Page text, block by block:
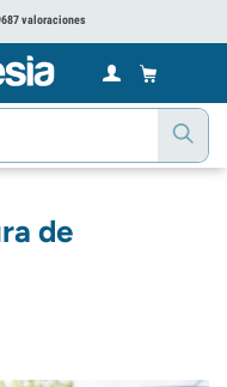
valoraciones
de